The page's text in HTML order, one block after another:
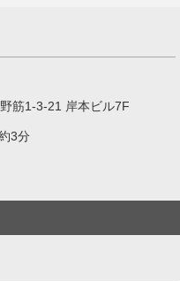
筋1-3-21 岸本ビル7F
3分